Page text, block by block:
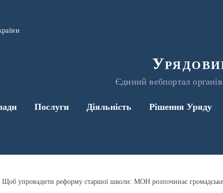
Єдиний вебпортал
Послуги Діяльність Рішення Уряду
Щоб упровадити реформу старшої школи: МОН розпочинає громадське